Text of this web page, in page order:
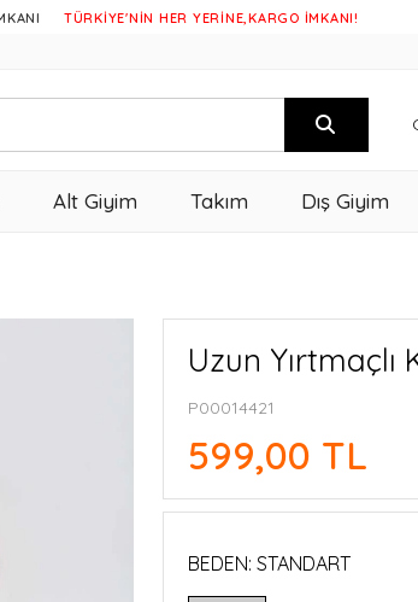
TÜRKİYE'NİN HER YERİNE,KARGO İMKANI!
Alt Giyim Takım Dış Giyim
Uzun
P00014421
599,00 TL
BEDEN: STANDART